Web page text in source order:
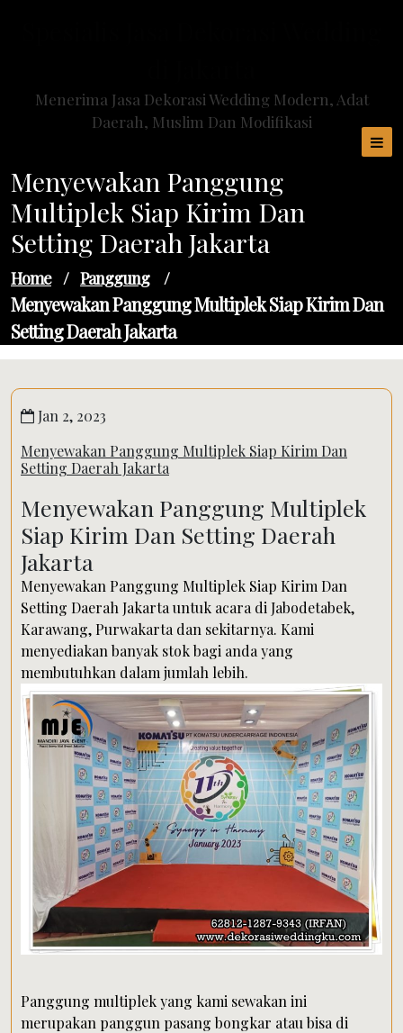
Menerima Jasa Dekorasi Wedding Modern, Adat
Daerah, Muslim Dan Modifikasi
Menyewakan Panggung
Multiplek Siap Kirim Dan
Setting Daerah Jakarta
Home / Panggung /
Menyewakan Panggung Multiplek Siap Kirim Dan
Setting Daerah Jakarta
Jan 2, 2023
Menyewakan Panggung Multiplek Siap Kirim Dan
Setting Daerah Jakarta
Menyewakan Panggung Multiplek
Siap Kirim Dan Setting Daerah
Jakarta
Menyewakan Panggung Multiplek Siap Kirim Dan
Setting Daerah Jakarta untuk acara di Jabodetabek,
Karawang, Purwakarta dan sekitarnya. Kami
menyediakan banyak stok bagi anda yang
membutuhkan dalam jumlah lebih.
Panggung multiplek yang kami sewakan ini
merupakan panggun pasang bongkar atau bisa di